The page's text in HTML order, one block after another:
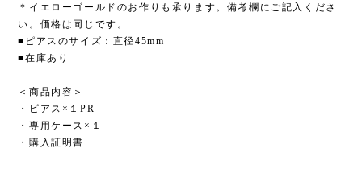
＊イエローゴールドのお作りも承ります。備考欄にご記入くださ
い。価格は同じです。
■ピアスのサイズ：直径45mm
■在庫あり
＜商品内容＞
・ピアス×１PR
・専用ケース×１
・購入証明書